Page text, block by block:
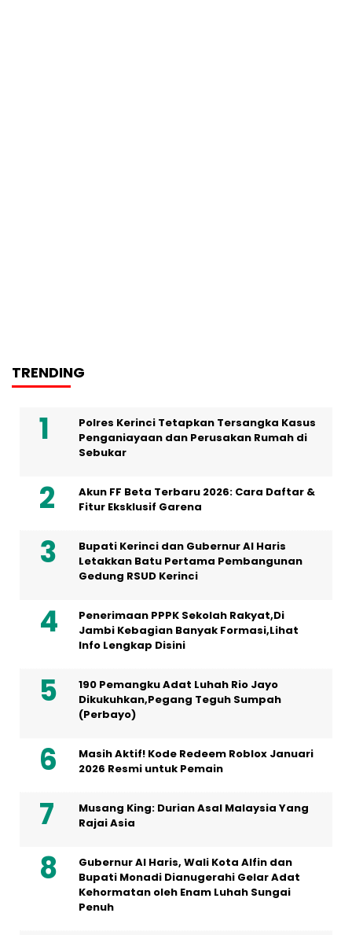
TRENDING
Polres Kerinci Tetapkan Tersangka Kasus
Penganiayaan dan Perusakan Rumah di
Sebukar
Akun FF Beta Terbaru 2026: Cara Daftar &
Fitur Eksklusif Garena
Bupati Kerinci dan Gubernur Al Haris
Letakkan Batu Pertama Pembangunan
Gedung RSUD Kerinci
Penerimaan PPPK Sekolah Rakyat,Di
Jambi Kebagian Banyak Formasi,Lihat
Info Lengkap Disini
190 Pemangku Adat Luhah Rio Jayo
Dikukuhkan,Pegang Teguh Sumpah
(Perbayo)
Masih Aktif! Kode Redeem Roblox Januari
2026 Resmi untuk Pemain
Musang King: Durian Asal Malaysia Yang
Rajai Asia
Gubernur Al Haris, Wali Kota Alfin dan
Bupati Monadi Dianugerahi Gelar Adat
Kehormatan oleh Enam Luhah Sungai
Penuh